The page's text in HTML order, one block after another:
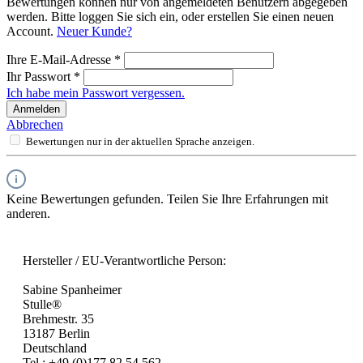
werden. Bitte loggen Sie sich ein, oder erstellen Sie einen neuen
Account. Neuer Kunde?
Ihre E-Mail-Adresse *
Ihr Passwort *
Ich habe mein Passwort vergessen.
Anmelden
Abbrechen
Bewertungen nur in der aktuellen Sprache anzeigen.
Keine Bewertungen gefunden. Teilen Sie Ihre Erfahrungen mit
anderen.
Hersteller / EU-Verantwortliche Person:
Sabine Spanheimer
Stulle®
Brehmestr. 35
13187 Berlin
Deutschland